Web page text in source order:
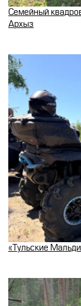
Семейный
Архыз
«Тульские